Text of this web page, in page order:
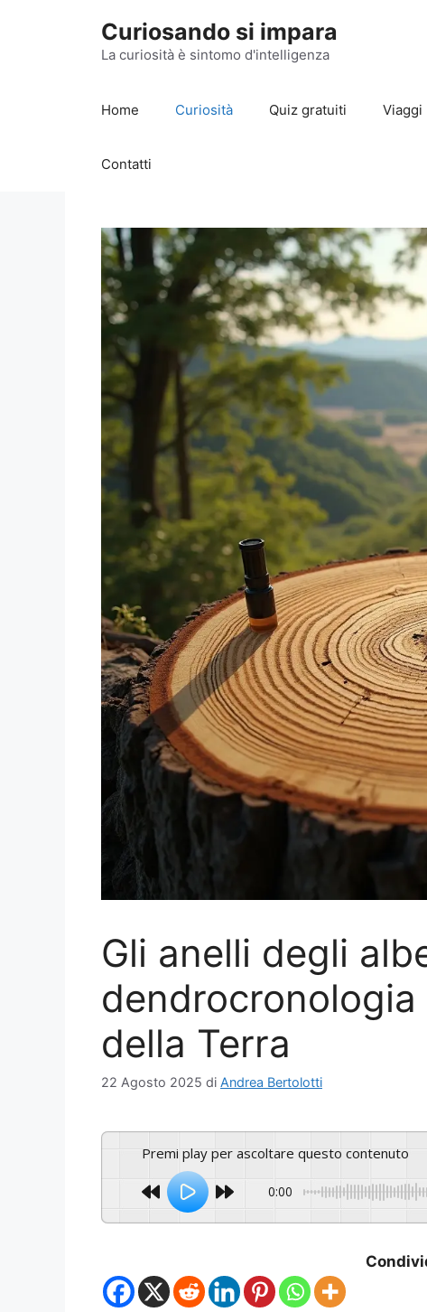
Curiosando si impara
La curiosità è sintomo d'intelligenza
Home Curiosità Quiz gratuiti Viaggi
Contatti
Gli anelli degli
della Terra
22 Agosto 2025 di Andrea Bertolotti
Premi play per ascoltare questo contenuto
0:00